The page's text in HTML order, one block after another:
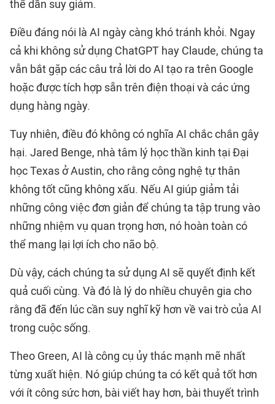
thể dần suy giảm.
Điều đáng nói là AI ngày càng khó tránh khỏi. Ngay
cả khi không sử dụng ChatGPT hay Claude, chúng ta
vẫn bắt gặp các câu trả lời do AI tạo ra trên Google
hoặc được tích hợp sẵn trên điện thoại và các ứng
dụng hàng ngày.
Tuy nhiên, điều đó không có nghĩa AI chắc chắn gây
hại. Jared Benge, nhà tâm lý học thần kinh tại Đại
học Texas ở Austin, cho rằng công nghệ tự thân
không tốt cũng không xấu. Nếu AI giúp giảm tải
những công việc đơn giản để chúng ta tập trung vào
những nhiệm vụ quan trọng hơn, nó hoàn toàn có
thể mang lại lợi ích cho não bộ.
Dù vậy, cách chúng ta sử dụng AI sẽ quyết định kết
quả cuối cùng. Và đó là lý do nhiều chuyên gia cho
rằng đã đến lúc cần suy nghĩ kỹ hơn về vai trò của AI
trong cuộc sống.
Theo Green, AI là công cụ ủy thác mạnh mẽ nhất
từng xuất hiện. Nó giúp chúng ta có kết quả tốt hơn
với ít công sức hơn, bài viết hay hơn, bài thuyết trình